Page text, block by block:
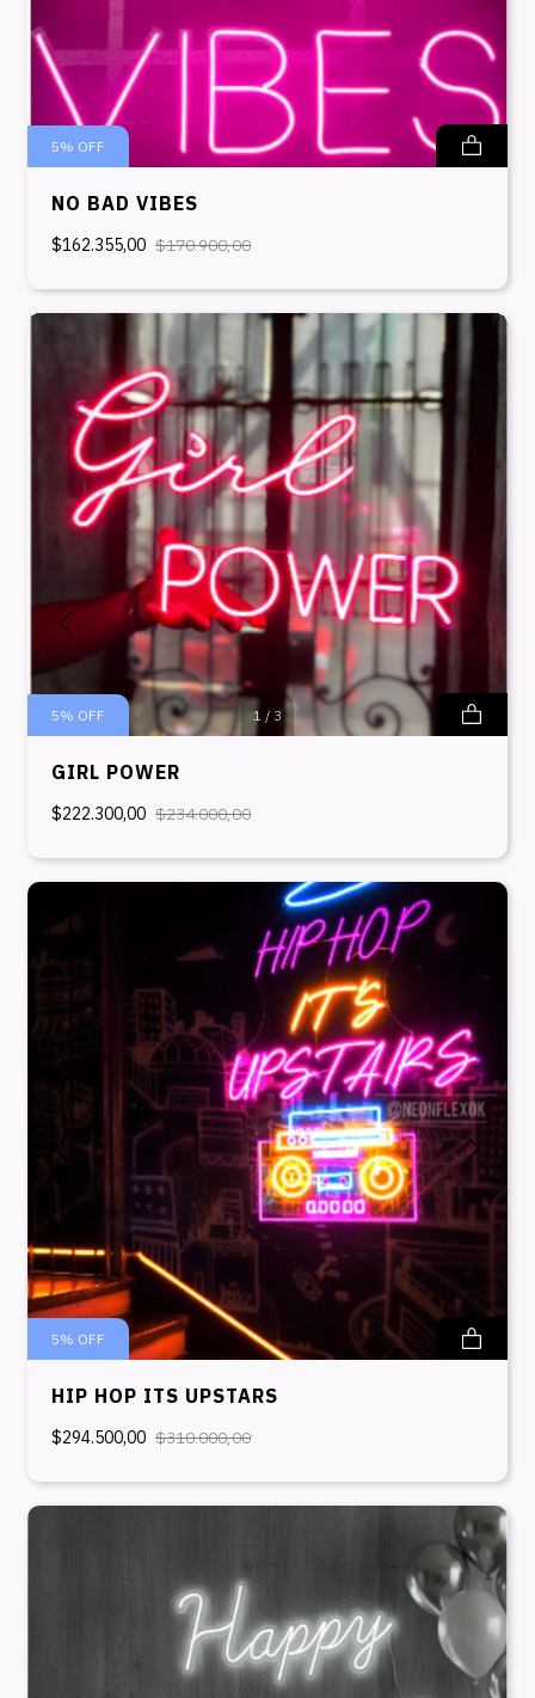
5% OFF
NO BAD VIBES
$162.355,00 $170.900,00
1 / 3
5% OFF
GIRL POWER
$222.300,00 $234.000,00
5% OFF
HIP HOP ITS UPSTARS
$294.500,00 $310.000,00